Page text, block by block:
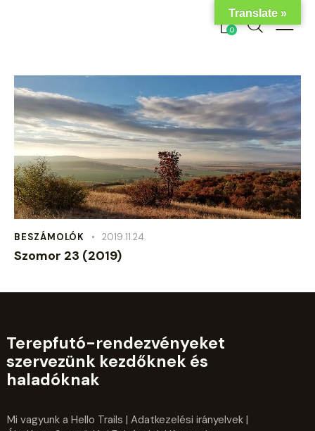
0
BESZÁMOLÓK 2019.11.24.
Szomor 23 (2019)
Terepfutó-rendezvényeket
szervezünk kezdőknek és
haladóknak
Mi vagyunk a Hello Trails | Adatkezelési irányelvek |
Translate »